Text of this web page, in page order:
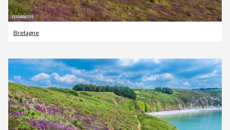
Bretagne